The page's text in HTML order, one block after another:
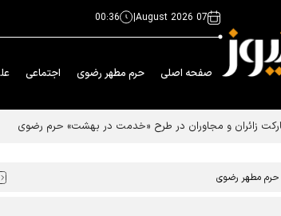
07 August 2026
|
00:36
صفحه اصلی حرم مطهر رضوی اجتماعی
زائران و مجاوران در طرح «خدمت در بهشت» حرم رضوی
حرم مطهر رضوی